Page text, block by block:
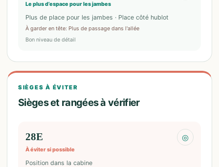
Le plus d’espace pour les jambes
Plus de place pour les jambes · Place côté hublot
À garder en tête: Plus de passage dans l'allée
Bon niveau de détail
SIÈGES À ÉVITER
Sièges et rangées à vérifier
28E
À éviter si possible
◎
Position dans la cabine